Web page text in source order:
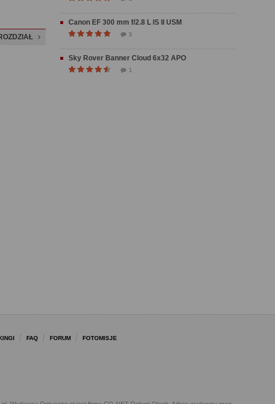
Canon EF 300 mm f/2.8 L IS II USM
3
Sky Rover Banner Cloud 6x32 APO
1
FAQ FORUM FOTOMISJE